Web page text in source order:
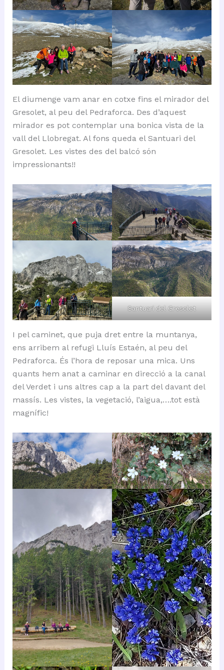
El diumenge vam anar en cotxe fins el mirador del
Gresolet, al peu del Pedraforca. Des d’aquest
mirador es pot contemplar una bonica vista de la
vall del Llobregat. Al fons queda el Santuari del
Gresolet. Les vistes des del balcó són
impressionants!!
Santuari del Gresolet
I pel caminet, que puja dret entre la muntanya,
ens arribem al refugi Lluís Estaén, al peu del
Pedraforca. És l’hora de reposar una mica. Uns
quants hem anat a caminar en direcció a la canal
del Verdet i uns altres cap a la part del davant del
massís. Les vistes, la vegetació, l’aigua,….tot està
magnífic!